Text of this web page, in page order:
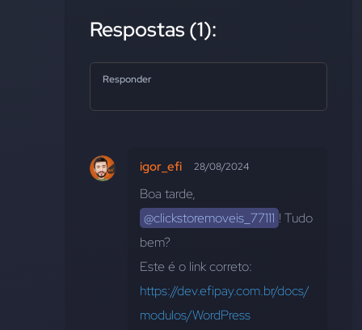
Respostas (1):
Responder
igor_efi 28/08/2024
@clickstoremoveis_77111 ! Tudo
bem?
https://dev.efipay.com.br/docs/
modulos/WordPress